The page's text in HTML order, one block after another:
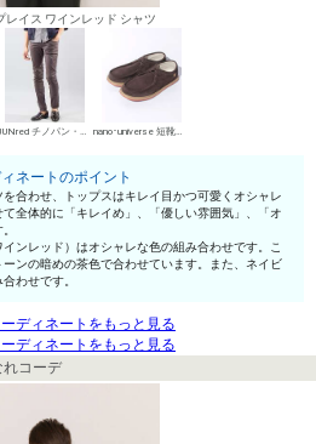
レイス ワインレッド シャツ
JUNred チノパン・綿パン nano･universe 短靴・レザーシューズ
ネートのポイント
合わせ、トップスはキレイ目かつ可愛くオシャレ
全体的に「キレイめ」、「優しい雰囲気」、「オ
ンレッド）はオシャレな色の組み合わせです。こ
ンの暗めの茶色で合わせています。また、ネイビ
わせです。
ディネートをもっと見る
ディネートをもっと見る
れコーデ